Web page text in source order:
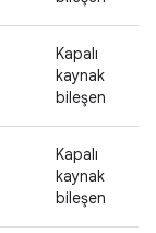
Kapalı
kaynak
bileşen
Kapalı
kaynak
bileşen